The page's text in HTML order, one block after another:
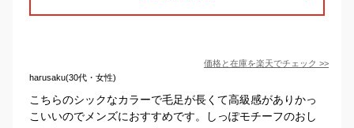
価格と在庫を楽天でチェック >>
harusaku(30代・女性)
こちらのシックなカラーで毛足が長くて高級感がありかっ
こいいのでメンズにおすすめです。しっぽモチーフのおし